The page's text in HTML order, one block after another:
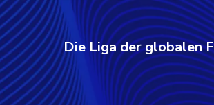
Die Liga der globalen